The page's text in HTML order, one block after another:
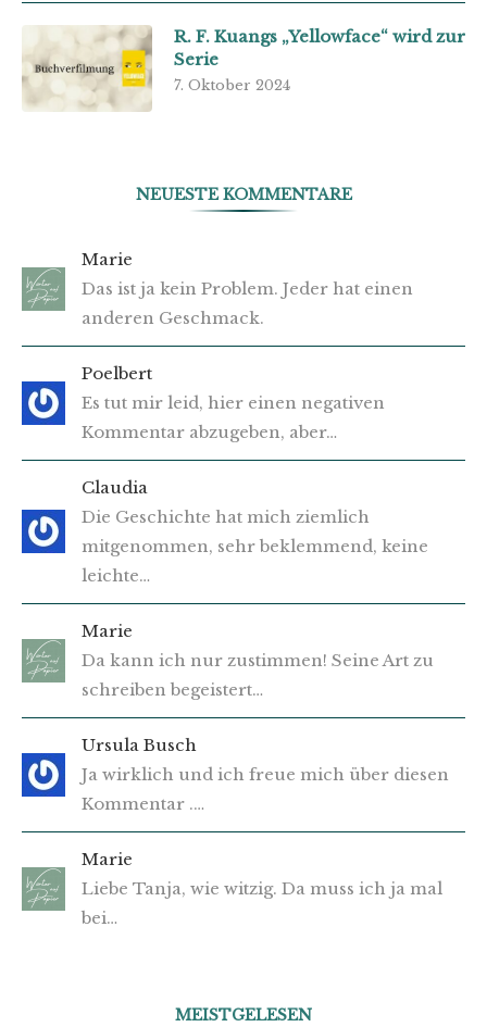
R. F. Kuangs „Yellowface“ wird zur
Serie
7. Oktober 2024
NEUESTE KOMMENTARE
Marie
Das ist ja kein Problem. Jeder hat einen
anderen Geschmack.
Poelbert
Es tut mir leid, hier einen negativen
Kommentar abzugeben, aber…
Claudia
Die Geschichte hat mich ziemlich
mitgenommen, sehr beklemmend, keine
leichte…
Marie
Da kann ich nur zustimmen! Seine Art zu
schreiben begeistert…
Ursula Busch
Ja wirklich und ich freue mich über diesen
Kommentar .…
Marie
Liebe Tanja, wie witzig. Da muss ich ja mal
bei…
MEISTGELESEN